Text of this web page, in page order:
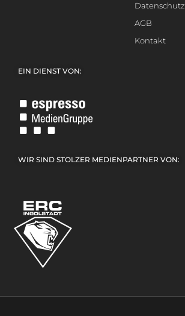
Datenschutz
AGB
Kontakt
EIN DIENST VON:
WIR SIND STOLZER MEDIENPARTNER VON: